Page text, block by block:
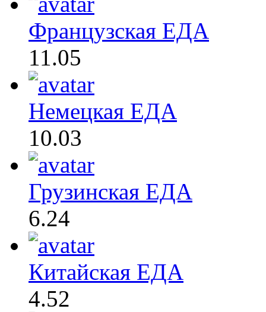
Французская ЕДА
11.05
Немецкая ЕДА
10.03
Грузинская ЕДА
6.24
Китайская ЕДА
4.52